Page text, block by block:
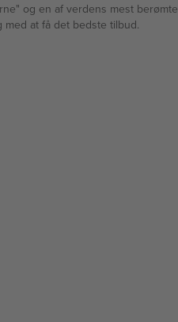
og en af verdens mest berømte
at få det bedste tilbud.